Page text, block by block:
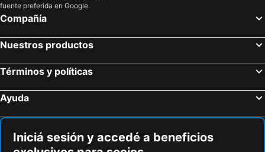
fuente preferida en Google.
Compañía
Nuestros productos
Términos y políticas
Ayuda
Iniciá sesión y accedé a beneficios